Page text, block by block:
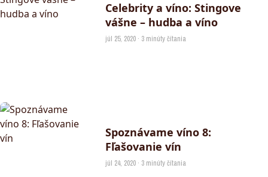
Celebrity a víno: Stingove
vášne – hudba a víno
júl 25, 2020 · 3 minúty čítania
Spoznávame víno 8:
Fľašovanie vín
júl 24, 2020 · 3 minúty čítania